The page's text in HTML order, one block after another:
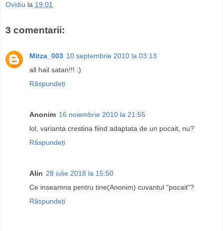
Ovidiu la 19:01
3 comentarii:
Mitza_003 10 septembrie 2010 la 03:13
all hail satan!!! :)
Răspundeți
Anonim 16 noiembrie 2010 la 21:55
lol, varianta crestina fiind adaptata de un pocait, nu?
Răspundeți
Alin 28 iulie 2018 la 15:50
Ce inseamna pentru tine(Anonim) cuvantul "pocait"?
Răspundeți